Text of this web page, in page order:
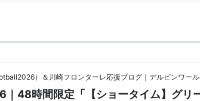
）＆川崎フロンターレ応援ブログ｜デルピンワー
｜48時間限定「【ショータイム】グリ